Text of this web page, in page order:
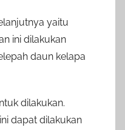
yaitu
ini dilakukan
daun kelapa
dilakukan.
dapat dilakukan